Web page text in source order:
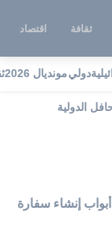
ثقافة اقتصاد
دوليمونديال 2026
الدولية
أبواب إنشاء سفارة